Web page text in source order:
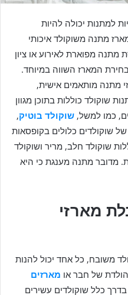
למתנות יכולה להיות
מתנה משוקולד איכותי
מתנה מפוארת לאירוע או ציון
המארז השווה במיוחד.
מתנה מותאמים אישית,
שוקולד כוללות בתוכן מגוון
כמו למשל, שוקולד בוטיק,
שוקולדים כלולים בקופסאות
שוקולד חלב, מריר ושוקולד
מדובר מתנה מענגת כי היא
מארזי
משובח, כל אחד יכול להנות
של חבר או מארזים
כלל שוקולדים עשירים